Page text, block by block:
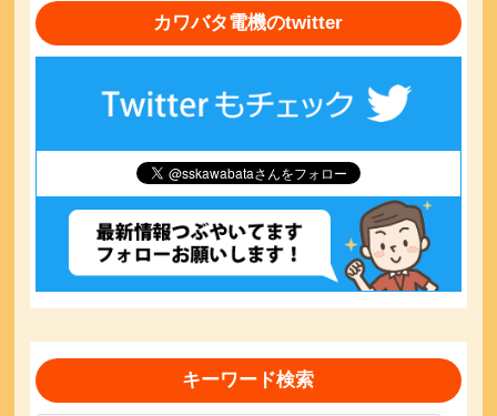
カワバタ電機のtwitter
キーワード検索